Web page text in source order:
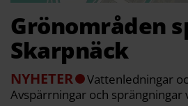
Grönområden
Skarpnäck
NYHETER
Vattenledningar
Avspärrningar och sprängningar